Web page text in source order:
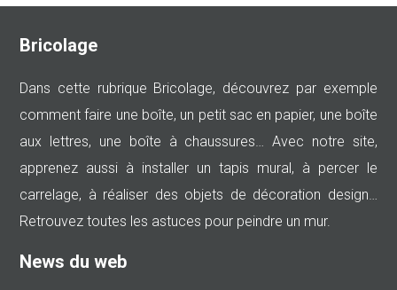
Bricolage
Dans cette rubrique Bricolage, découvrez par exemple
comment faire une boîte, un petit sac en papier, une boîte
aux lettres, une boîte à chaussures… Avec notre site,
apprenez aussi à installer un tapis mural, à percer le
carrelage, à réaliser des objets de décoration design…
Retrouvez toutes les astuces pour peindre un mur.
News du web